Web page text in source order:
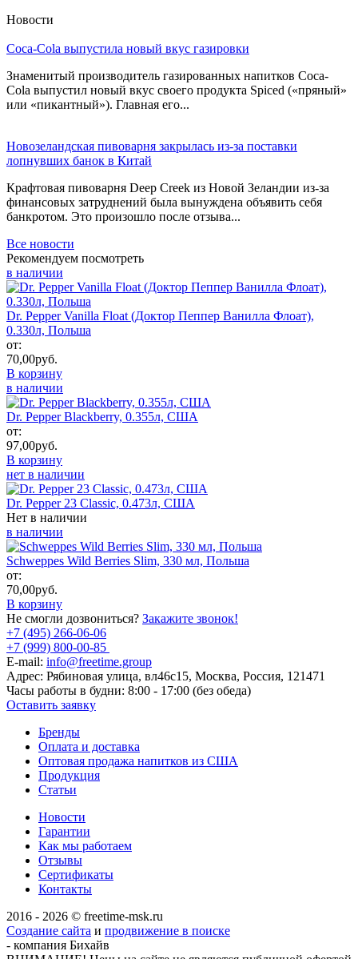
Новости
Coca-Cola выпустила новый вкус газировки
Знаменитый производитель газированных напитков Coca-
Cola выпустил новый вкус своего продукта Spiced («пряный»
или «пикантный»). Главная его...
Новозеландская пивоварня закрылась из-за поставки
лопнувших банок в Китай
Крафтовая пивоварня Deep Creek из Новой Зеландии из-за
финансовых затруднений была вынуждена объявить себя
банкротом. Это произошло после отзыва...
Все новости
Рекомендуем посмотреть
в наличии
Dr. Pepper Vanilla Float (Доктор Пеппер Ванилла Флоат),
0.330л, Польша
от:
70,00руб.
В корзину
в наличии
Dr. Pepper Blackberry, 0.355л, США
от:
97,00руб.
В корзину
нет в наличии
Dr. Pepper 23 Classic, 0.473л, США
Нет в наличии
в наличии
Schweppes Wild Berries Slim, 330 мл, Польша
от:
70,00руб.
В корзину
Не смогли дозвониться? Закажите звонок!
+7 (495) 266-06-06
+7 (999) 800-00-85
E-mail: info@freetime.group
Адрес: Рябиновая улица, вл46с15, Москва, Россия, 121471
Часы работы в будни: 8:00 - 17:00 (без обеда)
Оставить заявку
Бренды
Оплата и доставка
Оптовая продажа напитков из США
Продукция
Статьи
Новости
Гарантии
Как мы работаем
Отзывы
Сертификаты
Контакты
2016 - 2026 © freetime-msk.ru
Создание сайта и продвижение в поиске
- компания Бихайв